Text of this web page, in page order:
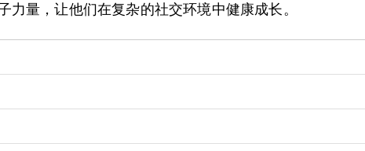
量，让他们在复杂的社交环境中健康成长。